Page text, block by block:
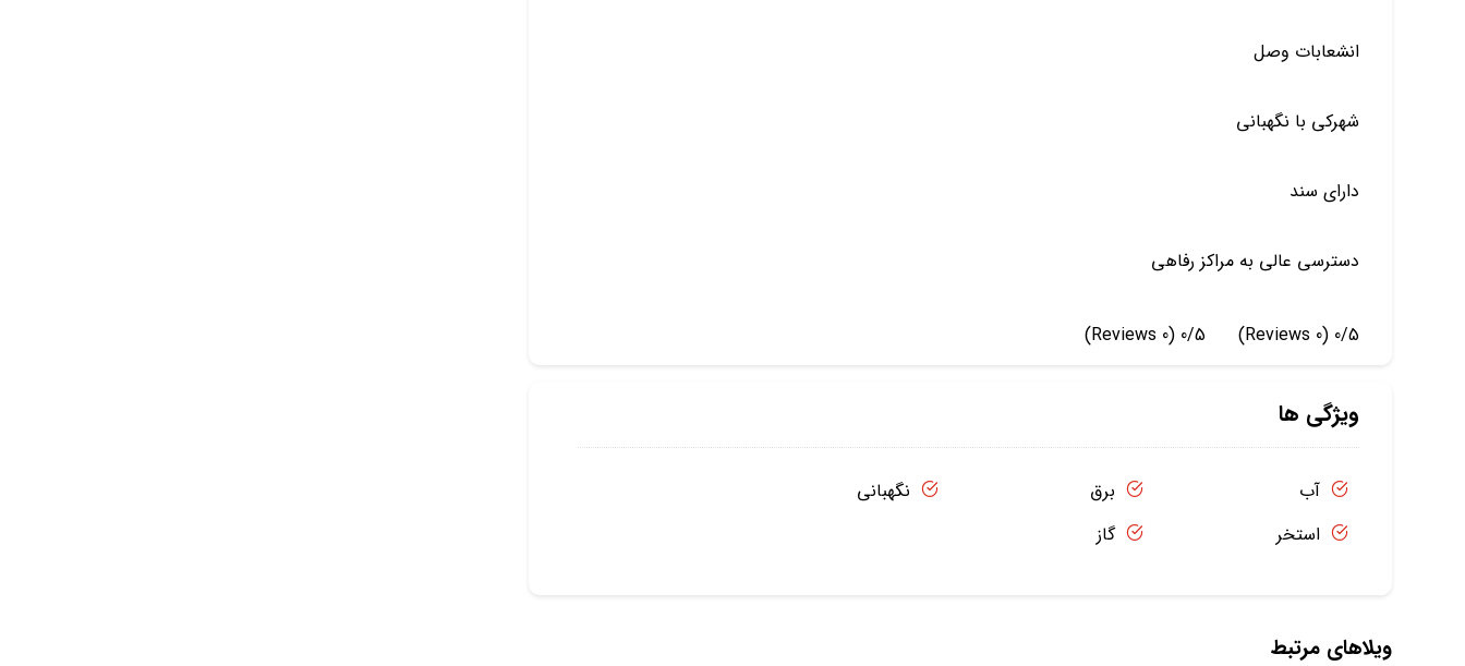
انشعابات وصل
شهرکی با نگهبانی
دارای سند
دسترسی عالی به مراکز رفاهی
0/5
(0 Reviews)
0/5
(0 Reviews)
ویژگی ها
آب
استخر
برق
گاز
نگهبانی
ویلاهای مرتبط